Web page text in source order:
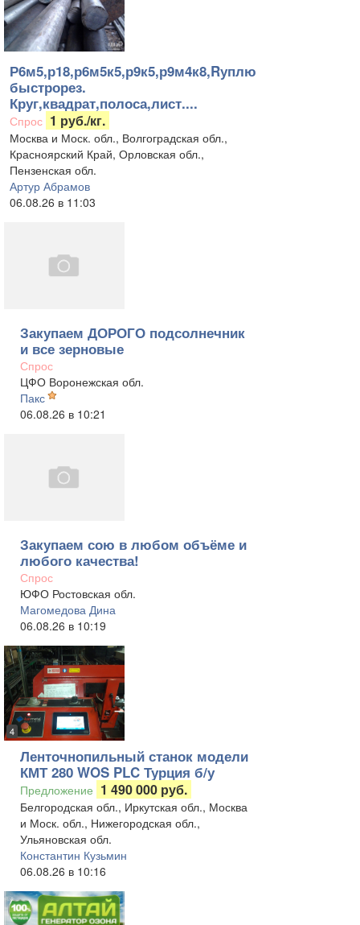
Р6м5,р18,р6м5к5,р9к5,р9м4к8,Rуплю
быстрорез.
Круг,квадрат,полоса,лист....
Спрос 1 руб./кг.
Москва и Моск. обл., Волгоградская обл.,
Красноярский Край, Орловская обл.,
Пензенская обл.
Артур Абрамов
06.08.26 в 11:03
Закупаем ДОРОГО подсолнечник
и все зерновые
Спрос
ЦФО Воронежская обл.
Пакс
06.08.26 в 10:21
Закупаем сою в любом объёме и
любого качества!
Спрос
ЮФО Ростовская обл.
Магомедова Дина
06.08.26 в 10:19
4
Ленточнопильный станок модели
КМТ 280 WOS PLC Турция б/у
Предложение 1 490 000 руб.
Белгородская обл., Иркутская обл., Москва
и Моск. обл., Нижегородская обл.,
Ульяновская обл.
Константин Кузьмин
06.08.26 в 10:16